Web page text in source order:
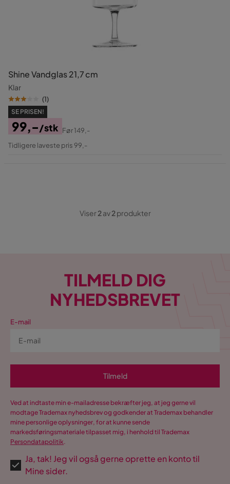
Shine Vandglas 21,7 cm
Klar
(1)
SE PRISEN!
Pris
99,-/stk
Original
Før149,-
Tidligere laveste pris 99,-
Viser2av2produkter
TILMELD DIG
NYHEDSBREVET
E-mail
Tilmeld
Ved at indtaste min e-mailadresse bekræfter jeg, at jeg gerne vil
modtage Trademax nyhedsbrev og godkender at Trademax behandler
mine personlige oplysninger, for at kunne sende
markedsføringsmateriale tilpasset mig, i henhold til Trademax
Persondatapolitik.
Ja, tak! Jeg vil også gerne oprette en konto til
Mine sider.